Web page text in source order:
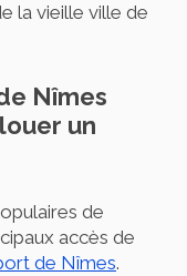
la vieille ville de
Nîmes
un
de
accès de
de Nîmes.